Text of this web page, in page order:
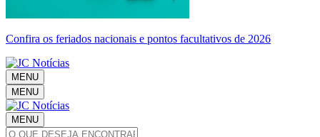
Confira os feriados nacionais e pontos facultativos de 2026
MENU
MENU
MENU